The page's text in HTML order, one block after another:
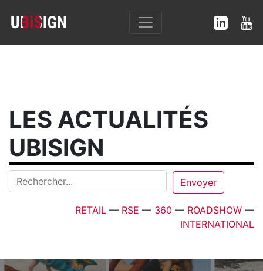
LES ACTUALITÉS
UBISIGN
RETAIL — RSE — 360 — ROADSHOW —
INTERNATIONAL